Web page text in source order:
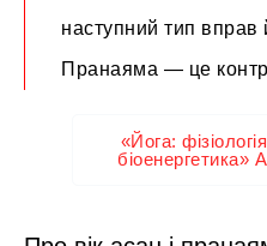
наступний тип
Пранаяма — це
«Йога:
біоенергетика»